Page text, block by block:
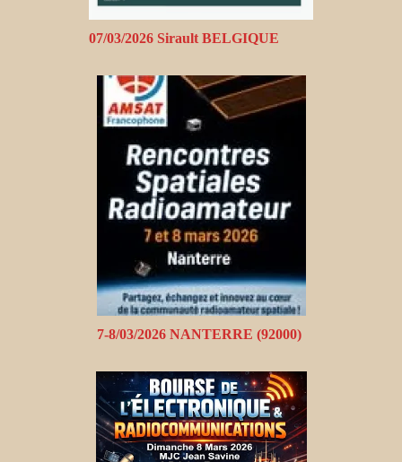
07/03/2026 Sirault BELGIQUE
7-8/03/2026 NANTERRE (92000)